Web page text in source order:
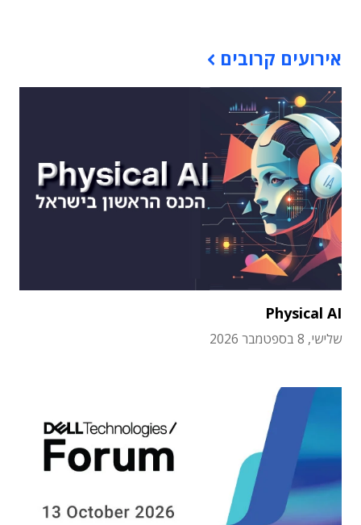
אירועים קרובים
Physical AI
שלישי, 8 בספטמבר 2026